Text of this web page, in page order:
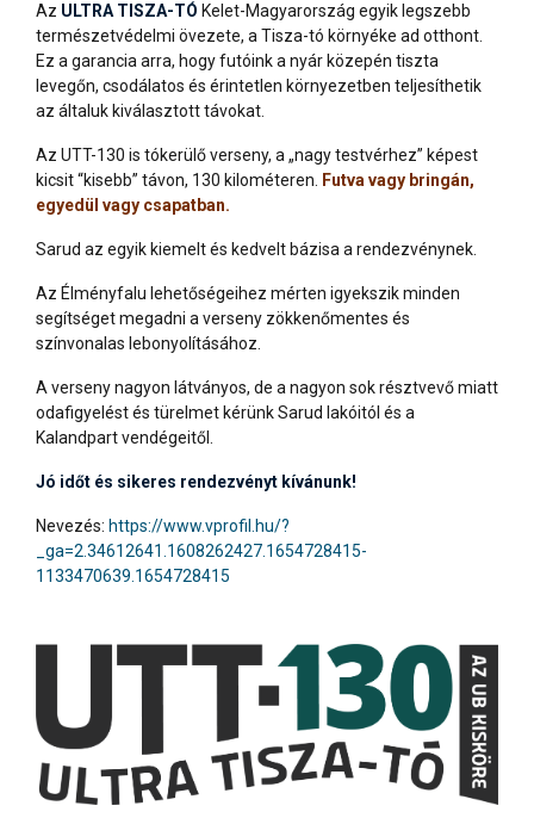
Az ULTRA TISZA-TÓ Kelet-Magyarország egyik legszebb
természetvédelmi övezete, a Tisza-tó környéke ad otthont.
Ez a garancia arra, hogy futóink a nyár közepén tiszta
levegőn, csodálatos és érintetlen környezetben teljesíthetik
az általuk kiválasztott távokat.
Az UTT-130 is tókerülő verseny, a „nagy testvérhez” képest
kicsit “kisebb” távon, 130 kilométeren.
Futva vagy bringán,
egyedül vagy csapatban.
Sarud az egyik kiemelt és kedvelt bázisa a rendezvénynek.
Az Élményfalu lehetőségeihez mérten igyekszik minden
segítséget megadni a verseny zökkenőmentes és
színvonalas lebonyolításához.
A verseny nagyon látványos, de a nagyon sok résztvevő miatt
odafigyelést és türelmet kérünk Sarud lakóitól és a
Kalandpart vendégeitől.
Jó időt és sikeres rendezvényt kívánunk!
Nevezés: https://www.vprofil.hu/?
_ga=2.34612641.1608262427.1654728415-
1133470639.1654728415